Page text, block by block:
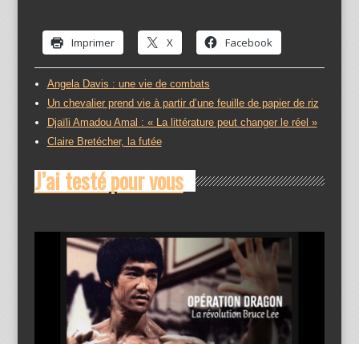
Imprimer X Facebook
Angela Davis : une vie de combats
Un chevalier prend vie à partir d’une feuille de papier de riz
Djaïli Amadou Amal : « La littérature peut changer le réel »
Claire Bretécher, la futée
J’ai testé pour vous